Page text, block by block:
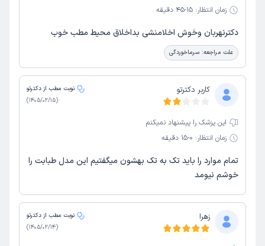
زمان انتظار: 15-45 دقیقه
دکترنهربان وخوش اخلامنشی بداخلاق محیط مطب خوب
علت مراجعه: سرماخوردگی
کاربر دکترتو
نوبت مطب از دکترتو
(
1405/02/15
)
این پزشک را پیشنهاد نمیکنم
زمان انتظار: 0-15 دقیقه
تمام موارد را باید تک به تک بهشون میگفتیم این مدل طبابت را
خوشم نیومد
زهرا
نوبت مطب از دکترتو
(
1405/02/14
)